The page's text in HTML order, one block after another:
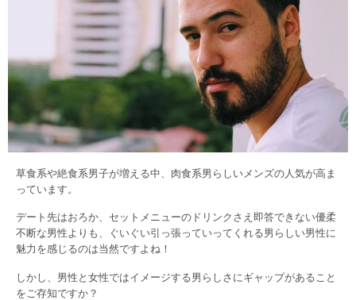
草食系や絶食系男子が増える中、肉食系男らしいメンズの人気が高ま
っています。
デート先はおろか、セットメニューのドリンクさえ即答できない優柔
不断な男性よりも、ぐいぐい引っ張っていってくれる男らしい男性に
魅力を感じるのは当然ですよね！
しかし、男性と女性ではイメージする男らしさにギャップがあること
をご存知ですか？